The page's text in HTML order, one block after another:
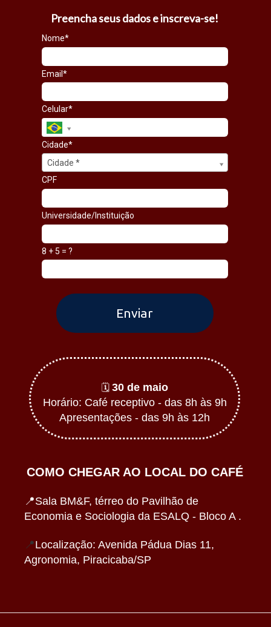
Preencha seus dados e inscreva-se!
Nome*
Email*
Celular*
Cidade*
Cidade *
Cidade*
CPF
Universidade/Instituição
8 + 5 = ?
Enviar
🗓️ 30 de maio
Horário: Café receptivo - das 8h às 9h
Apresentações - das 9h às 12h
COMO CHEGAR AO LOCAL DO CAFÉ
📍Sala BM&F, térreo do Pavilhão de
Econo mia e Sociologia da ESALQ - Bloco A .
📍Localização: Avenida Pádua Dias 11,
Agronomia, Piracicaba/SP